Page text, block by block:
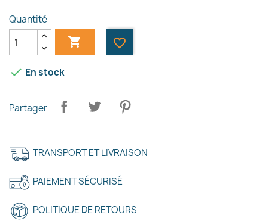
Quantité
 favorite_border
 En stock
Partager
TRANSPORT ET LIVRAISON
PAIEMENT SÉCURISÉ
POLITIQUE DE RETOURS